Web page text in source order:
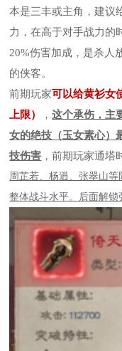
本是三丰或主角，建议
力，在高于对手战力的
20%伤害加成，是杀人
的侠客。
前期玩家可以给黄衫女
上限）
，这个承伤，主
女的绝技（玉女素心）
技伤害 ，前期玩家通塔
周芷若、杨逍、张翠山等
整体战斗水平。后面解锁